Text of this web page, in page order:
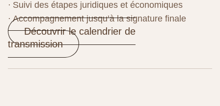
Suivi des étapes juridiques et économiques
Accompagnement jusqu’à la signature finale
Découvrir le calendrier de
transmission